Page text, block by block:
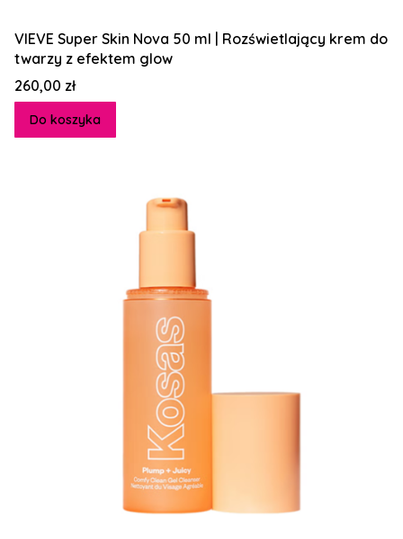
VIEVE Super Skin Nova 50 ml | Rozświetlający krem do
twarzy z efektem glow
Cena
260,00 zł
Do koszyka